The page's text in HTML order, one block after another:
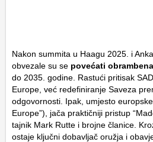
Nakon summita u Haagu 2025. i
obvezale su se povećati
do 2035. godine. Rastući pritisak
Europe, već redefiniranje Saveza
odgovornosti. Ipak, umjesto
Europe”), jača praktičniji pristup
tajnik Mark Rutte i brojne članice.
ostaje ključni dobavljač oružja i